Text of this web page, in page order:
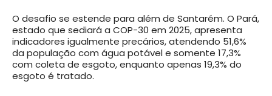
O desafio se estende para além de Santarém. O Pará,
estado que sediará a COP-30 em 2025, apresenta
indicadores igualmente precários, atendendo 51,6%
da população com água potável e somente 17,3%
com coleta de esgoto, enquanto apenas 19,3% do
esgoto é tratado.